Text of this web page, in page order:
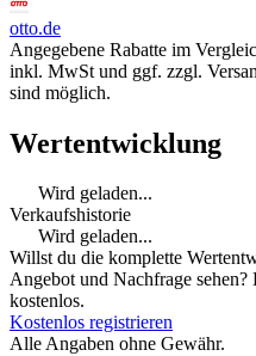
otto.de
Angegebene Rabatte im
inkl. MwSt und ggf. zzgl.
sind möglich.
Wertentwicklung
Wird geladen...
Verkaufshistorie
Wird geladen...
Willst du die komplette
Angebot und Nachfrage
kostenlos.
Kostenlos registrieren
Alle Angaben ohne Gewähr.